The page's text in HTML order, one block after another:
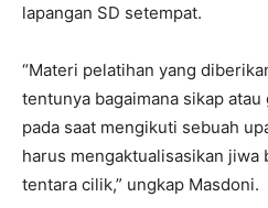
lapangan SD setempat.
“Materi pelatihan yang
tentunya bagaimana sikap
pada saat mengikuti sebuah
harus mengaktualisasikan jiwa
tentara cilik,” ungkap Masdoni.